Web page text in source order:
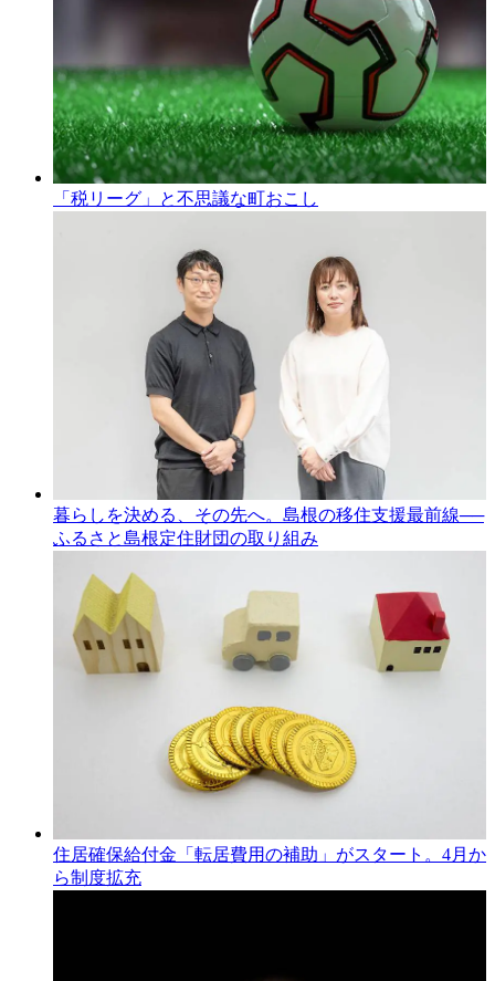
「税リーグ」と不思議な町おこし
暮らしを決める、その先へ。島根の移住支援最前線──
ふるさと島根定住財団の取り組み
住居確保給付金「転居費用の補助」がスタート。4月か
ら制度拡充